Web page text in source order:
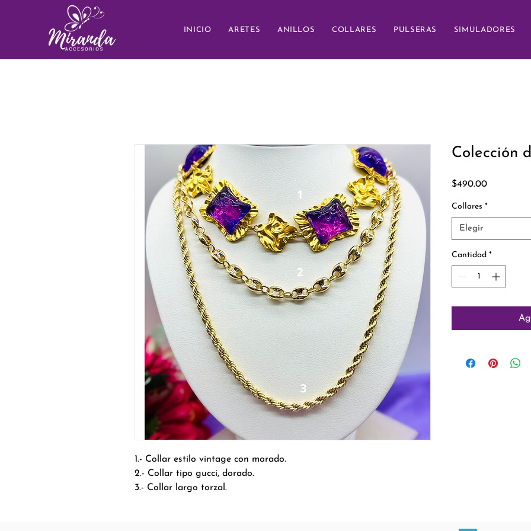
INICIO ARETES ANILLOS COLLARES PULSERAS SIMULADORES
1.- Collar estilo vintage con morado.
2.- Collar tipo gucci, dorado.
3.- Collar largo torzal.
Colección
$490.00Precio
Collares *
Elegir
Cantidad *